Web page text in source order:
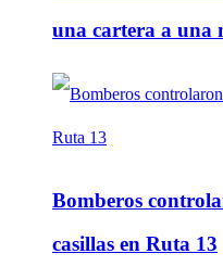
una cartera a una
Bomberos
casillas en Ruta 13